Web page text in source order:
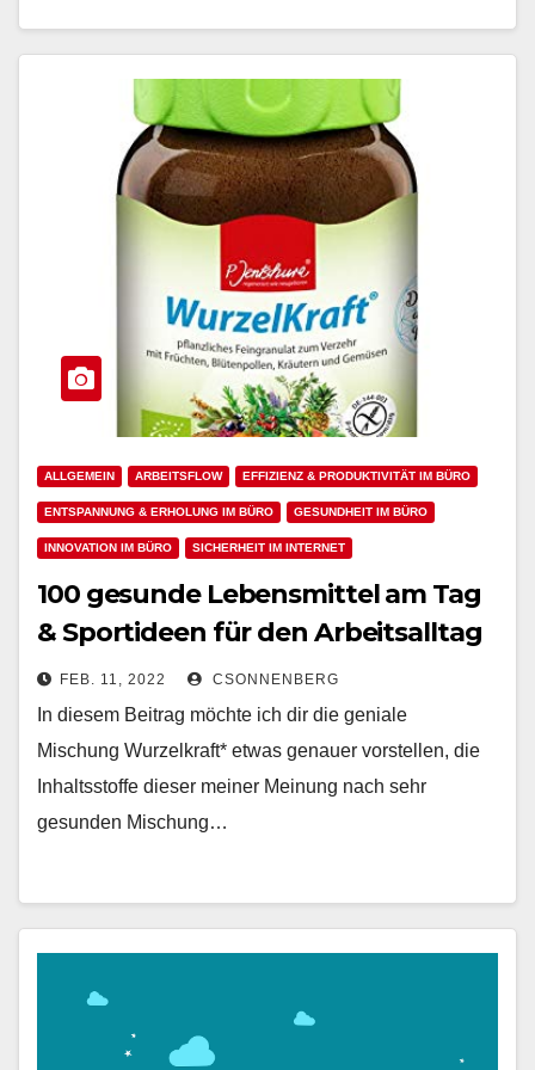
ALLGEMEIN ARBEITSFLOW EFFIZIENZ & PRODUKTIVITÄT IM BÜRO
ENTSPANNUNG & ERHOLUNG IM BÜRO GESUNDHEIT IM BÜRO
INNOVATION IM BÜRO SICHERHEIT IM INTERNET
100 gesunde Lebensmittel am Tag
& Sportideen für den Arbeitsalltag
– für einen gesunden Büroalltag
FEB. 11, 2022 CSONNENBERG
In diesem Beitrag möchte ich dir die geniale
Mischung Wurzelkraft* etwas genauer vorstellen, die
Inhaltsstoffe dieser meiner Meinung nach sehr
gesunden Mischung…